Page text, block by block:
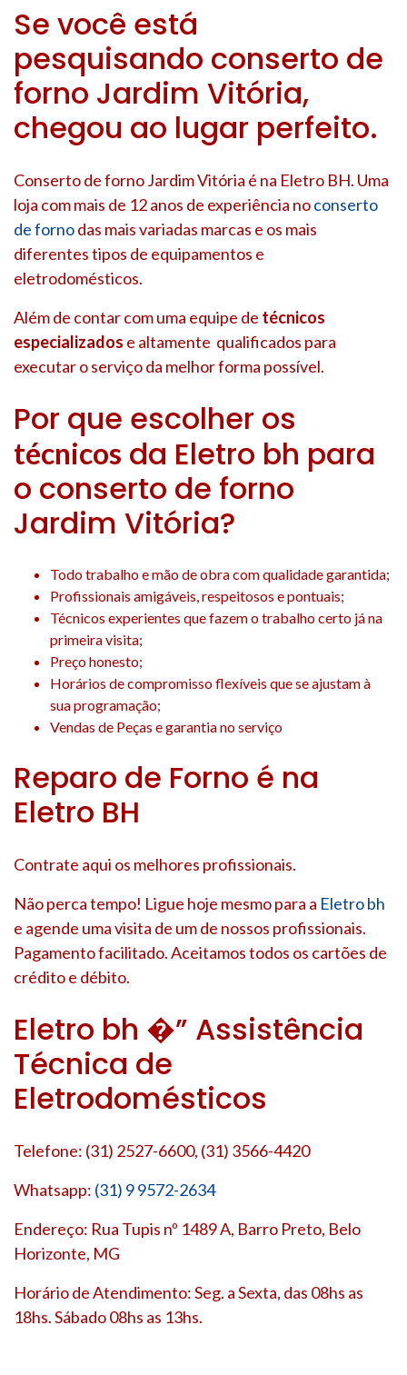
Se você está
pesquisando conserto de
forno Jardim Vitória,
chegou ao lugar perfeito.
Conserto de forno Jardim Vitória é na Eletro BH. Uma
loja com mais de 12 anos de experiência noconserto
de fornodas mais variadas marcas e os mais
diferentes tipos de equipamentos e
eletrodomésticos.
Além de contar com uma equipe de técnicos
especializados e altamente qualificados para
executar o serviço da melhor forma possível.
Por que escolher os
técnicos da Eletro bh para
o conserto de forno
Jardim Vitória?
Todo trabalho e mão de obra com qualidade garantida;
Profissionais amigáveis, respeitosos e pontuais;
Técnicos experientes que fazem o trabalho certo já na
primeira visita;
Preço honesto;
Horários de compromisso flexíveis que se ajustam à
sua programação;
Vendas de Peças e garantia no serviço
Reparo de Forno é na
Eletro BH
Contrate aqui os melhores profissionais.
Não perca tempo! Ligue hoje mesmo para a Eletro bh
e agende uma visita de um de nossos profissionais.
Pagamento facilitado. Aceitamos todos os cartões de
crédito e débito.
Eletro bh �” Assistência
Técnica de
Eletrodomésticos
Telefone: (31) 2527-6600, (31) 3566-4420
Whatsapp: (31) 9 9572-2634
Endereço: Rua Tupis nº 1489 A, Barro Preto, Belo
Horizonte, MG
Horário de Atendimento: Seg. a Sexta, das 08hs as
18hs. Sábado 08hs as 13hs.